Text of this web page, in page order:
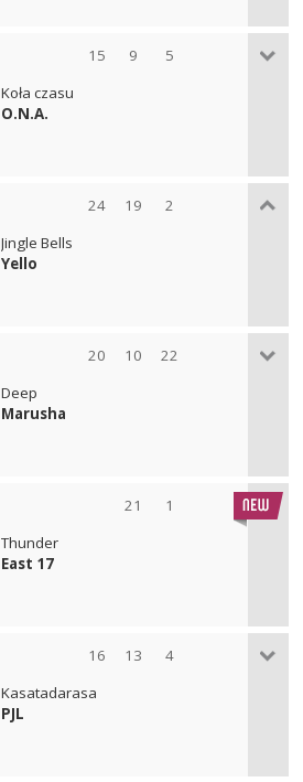
15 9 5
Koła czasu
O.N.A.
24 19 2
Jingle Bells
Yello
20 10 22
Deep
Marusha
21 1
Thunder
East 17
16 13 4
Kasatadarasa
PJL